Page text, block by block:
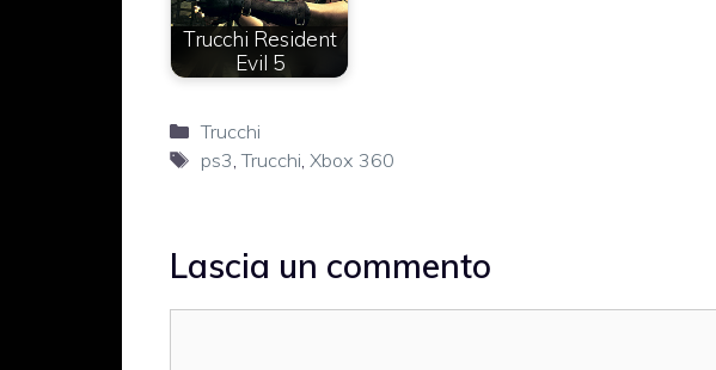
Trucchi Resident
Evil 5
Categorie
Trucchi
Tag
ps3,Trucchi, Xbox 360
Lascia un commento